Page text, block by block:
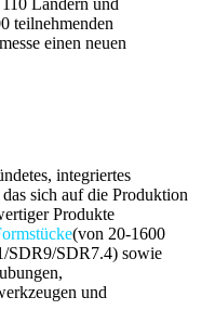
Ländern und
teilnehmenden
einen neuen
integriertes
sich auf die Produktion
Produkte
(von 20-1600
SDR9/SDR7.4) sowie
und